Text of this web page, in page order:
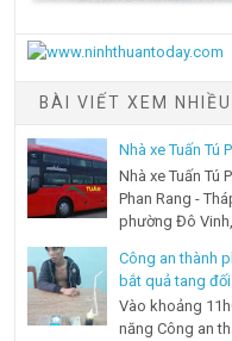
BÀI VIẾT XEM
Nhà xe Tuấn Tú
Nhà xe Tuấn Tú
Phan Rang -
phường Đô Vinh,
Công an thành
bắt quả tang
Vào khoảng
năng Công an